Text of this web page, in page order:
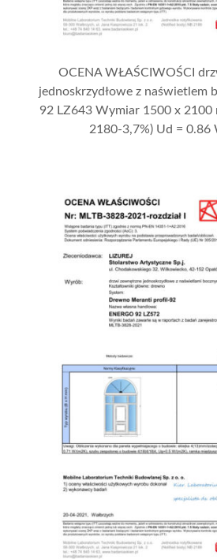
OCENA WŁAŚCIWOŚCI
jednoskrzydłowe z naświetlem
92 LZ643 Wymiar 1500 x 2100
2180-3,7%) Ud = 0.86